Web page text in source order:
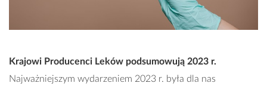
Krajowi Producenci Leków podsumowują 2023 r.
Najważniejszym wydarzeniem 2023 r. była dla nas